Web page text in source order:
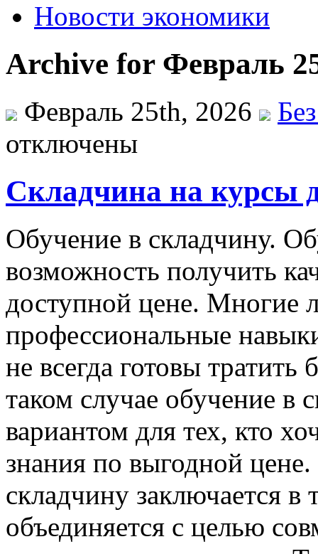
Новости экономики
Archive for Февраль
Февраль 25th, 2026
отключены
Складчина на курсы
Oбучeниe в склaдчину.
возможность получить
доступной цене. Многие
профессиональные
не всегда готовы
таком случае обучение в
вариантом для тех, кто
знания по выгодной
складчину заключается
объединяется с целью